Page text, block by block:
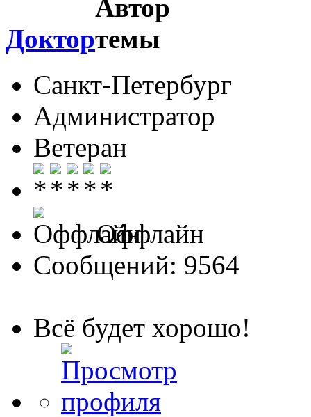
Доктор
Санкт-Петербург
Администратор
Ветеран
Оффлайн
Сообщений: 9564
Всё будет хорошо!